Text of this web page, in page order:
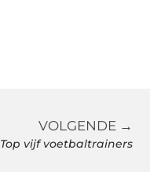
VOLGENDE →
Top vijf voetbaltrainers